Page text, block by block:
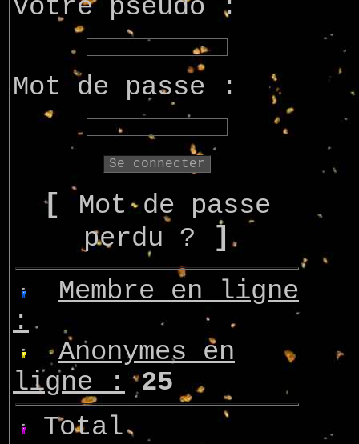
Votre pseudo :
Mot de passe :
[ Mot de passe
perdu ? ]
Membre en ligne
:
Anonymes en
ligne :
25
Total